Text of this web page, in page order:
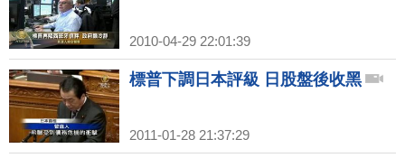
2010-04-29 22:01:39
標普下調日本評級 日股盤後收黑
2011-01-28 21:37:29